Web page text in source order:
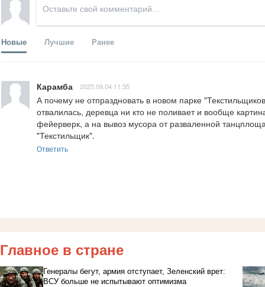
Новые Лучшие Ранее
Карамба 2025.09.04 11:35
А почему не отпраздновать в новом парке
отвалилась, деревца ни кто не поливает и вообще
фейерверк, а на вывоз мусора от разваленной
"Текстильщик".
Ответить
Главное в стране
Генералы бегут, армия отступает, Зеленский врет:
ВСУ больше не испытывают оптимизма